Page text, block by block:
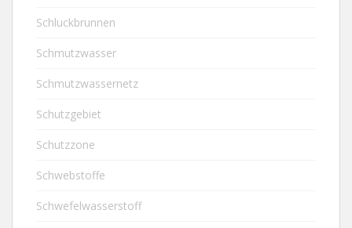
Schluckbrunnen
Schmutzwasser
Schmutzwassernetz
Schutzgebiet
Schutzzone
Schwebstoffe
Schwefelwasserstoff